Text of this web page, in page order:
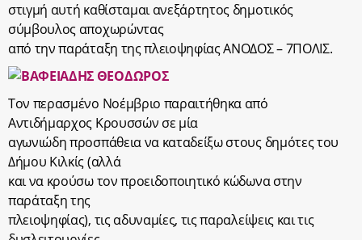
στιγμή αυτή καθίσταμαι ανεξάρτητος δημοτικός
σύμβουλος αποχωρώντας
από την παράταξη της πλειοψηφίας ΑΝΟΔΟΣ – 7ΠΟΛΙΣ.
Τον περασμένο Νοέμβριο παραιτήθηκα από
Αντιδήμαρχος Κρουσσών σε μία
αγωνιώδη προσπάθεια να καταδείξω στους δημότες του
Δήμου Κιλκίς (αλλά
και να κρούσω τον προειδοποιητικό κώδωνα στην
παράταξη της
πλειοψηφίας), τις αδυναμίες, τις παραλείψεις και τις